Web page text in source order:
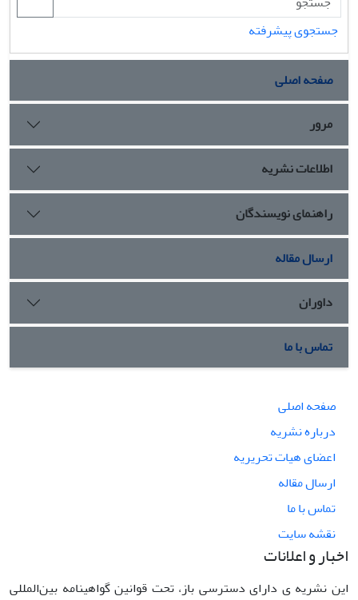
جستجوی پیشرفته
صفحه اصلی
مرور
اطلاعات نشریه
راهنمای نویسندگان
ارسال مقاله
داوران
تماس با ما
صفحه اصلی
درباره نشریه
اعضای هیات تحریریه
ارسال مقاله
تماس با ما
نقشه سایت
اخبار و اعلانات
این نشریه ی دارای دسترسی باز، تحت قوانین گواهینامه بین‌المللی